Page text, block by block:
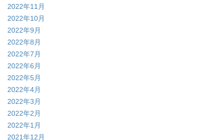
2022年11月
2022年10月
2022年9月
2022年8月
2022年7月
2022年6月
2022年5月
2022年4月
2022年3月
2022年2月
2022年1月
2021年12月